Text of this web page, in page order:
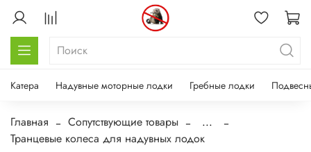
Катера Надувные моторные лодки Гребные лодки
Главная Сопутствующие товары
...
Транцевые колеса для надувных лодок